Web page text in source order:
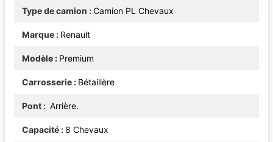
Type de camion Camion PL Chevaux
Marque Renault
Modèle Premium
Carrosserie Bétaillère
Pont Arrière.
Capacité 8 Chevaux